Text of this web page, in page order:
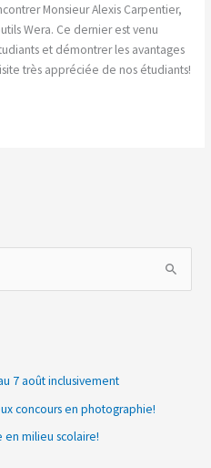
Monsieur Alexis Carpentier,
Wera. Ce dernier est venu
et démontrer les avantages
très appréciée de nos étudiants!
7 août inclusivement
concours en photographie!
milieu scolaire!